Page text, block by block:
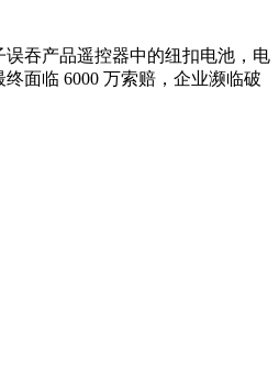
吞产品遥控器中的纽扣电池，电
面临 6000 万索赔，企业濒临破